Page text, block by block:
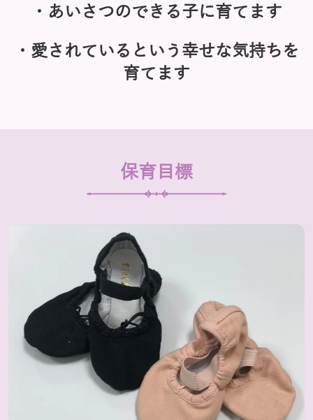
・あいさつのできる子に育てます
・愛されているという幸せな気持ちを
育てます
保育目標